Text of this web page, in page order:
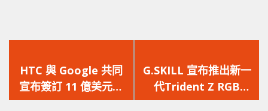
一
篇
文
HTC 與 Google 共同
宣布簽訂 11 億美元合
作協議
一
篇
文
G.SKILL 宣布推出新一
代Trident Z RGB
DDR4